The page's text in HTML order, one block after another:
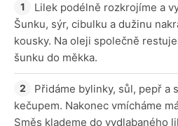
Lilek podélně rozkrojíme a
Šunku, sýr, cibulku a dužinu
kousky. Na oleji společně
šunku do měkka.
Přidáme bylinky, sůl, pepř a
kečupem. Nakonec vmícháme
Směs klademe do vydlabaného